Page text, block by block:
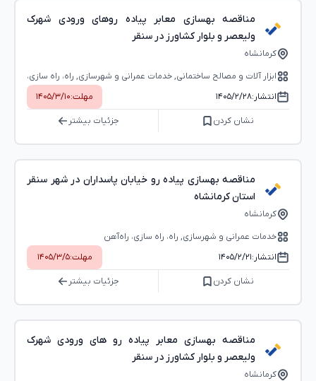
مناقصه بهسازی معابر پیاده روهای ورودی شهرک
ولیعصر و بلوار کشاورز در سنقر
کرمانشاه
ابزار آلات و مصالح ساختمانی, خدمات عمرانی و شهرسازی, راه، راه‌ سازی،
راه‌آهن, خدمات حمل و نقل، ایاب و ذهاب، خدمات پستی
انتشار:۱۴۰۵/۲/۲۸ مهلت:۱۴۰۵/۳/۱۰
نشان کردن جزئیات بیشتر
مناقصه بهسازی پیاده رو خیابان پاسداران در شهر سنقر
استان کرمانشاه
کرمانشاه
خدمات عمرانی و شهرسازی, راه، راه‌ سازی، راه‌آهن
انتشار:۱۴۰۵/۲/۲۱ مهلت:۱۴۰۵/۳/۵
نشان کردن جزئیات بیشتر
مناقصه بهسازی معابر پیاده رو های ورودی شهرک
ولیعصر و بلوار کشاورز در سنقر
کرمانشاه